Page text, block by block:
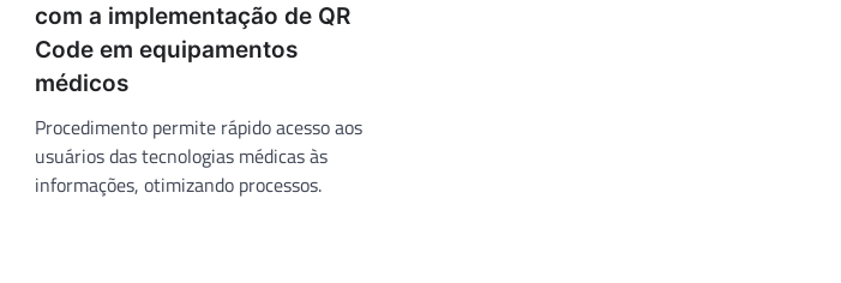
com a implementação de QR
Code em equipamentos
médicos
Procedimento permite rápido acesso aos
usuários das tecnologias médicas às
informações, otimizando processos.